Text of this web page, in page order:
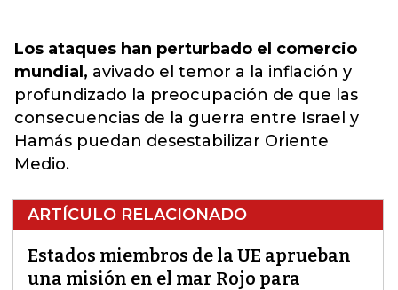
Los ataques han perturbado el comercio
mundial, avivado el temor a la inflación y
profundizado la preocupación de que las
consecuencias de la guerra entre Israel y
Hamás puedan desestabilizar Oriente
Medio.
ARTÍCULO RELACIONADO
Estados miembros de la UE aprueban
una misión en el mar Rojo para